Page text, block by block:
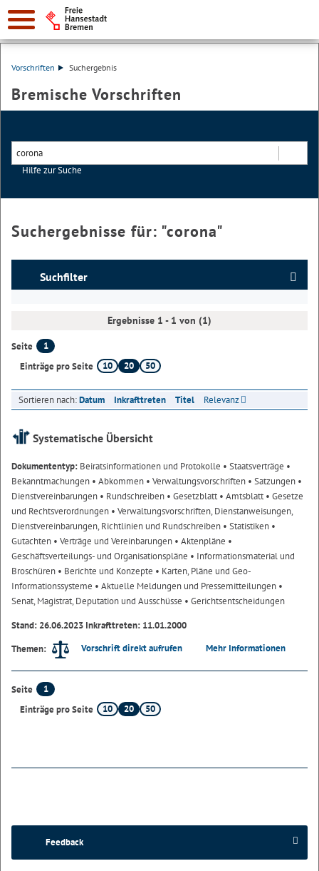
Vorschriften Suchergebnis
Bremische Vorschriften
Hilfe zur Suche
Suchergebnisse für: "corona"
Suchfilter
Ergebnisse 1 - 1 von (1)
Seite
1
Einträge pro Seite
10 20 50
Sortieren nach:Datum Inkrafttreten Titel Relevanz
Systematische Übersicht
Dokumententyp: Beiratsinformationen und Protokolle • Staatsverträge •
Bekanntmachungen • Abkommen • Verwaltungsvorschriften • Satzungen •
Dienstvereinbarungen • Rundschreiben • Gesetzblatt• Amtsblatt• Gesetze
und Rechtsverordnungen • Verwaltungsvorschriften, Dienstanweisungen,
Dienstvereinbarungen, Richtlinien und Rundschreiben • Statistiken •
Gutachten • Verträge und Vereinbarungen • Aktenpläne •
Geschäftsverteilungs- und Organisationspläne • Informationsmaterial und
Broschüren • Berichte und Konzepte • Karten, Pläne und Geo-
Informationssysteme • Aktuelle Meldungen und Pressemitteilungen •
Senat, Magistrat, Deputation und Ausschüsse • Gerichtsentscheidungen
Stand: 26.06.2023 Inkrafttreten: 11.01.2000
Themen:
Vorschrift direkt aufrufen Mehr Informationen
Seite
1
Einträge pro Seite
10 20 50
Feedback